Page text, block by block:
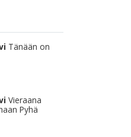
Tänään on
Vieraana
Pyhä